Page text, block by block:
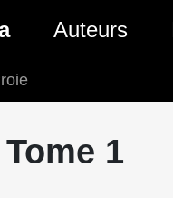
Manga
Auteurs
1